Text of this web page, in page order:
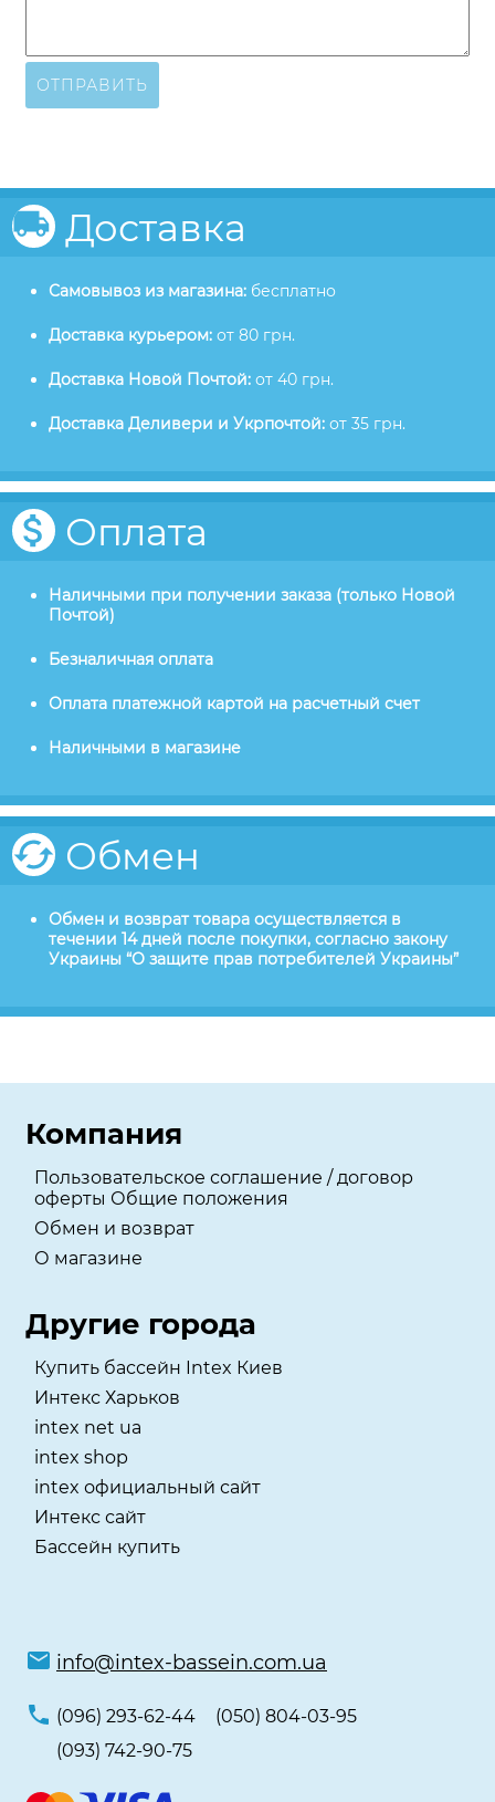
ОТПРАВИТЬ
Доставка
Самовывоз из магазина: бесплатно
Доставка курьером: от 80 грн.
Доставка Новой Почтой: от 40 грн.
Доставка Деливери и Укрпочтой: от 35 грн.
Оплата
Наличными при получении заказа (только Новой
Почтой)
Безналичная оплата
Оплата платежной картой на расчетный счет
Наличными в магазине
Обмен
Обмен и возврат товара осуществляется в
течении 14 дней после покупки, согласно закону
Украины “О защите прав потребителей Украины”
Компания
Пользовательское соглашение / договор
оферты Общие положения
Обмен и возврат
О магазине
Другие города
Купить бассейн Intex Киев
Интекс Харьков
intex net ua
intex shop
intex официальный сайт
Интекс сайт
Бассейн купить
info@intex-bassein.com.ua
(096) 293-62-44
(050) 804-03-95
(093) 742-90-75